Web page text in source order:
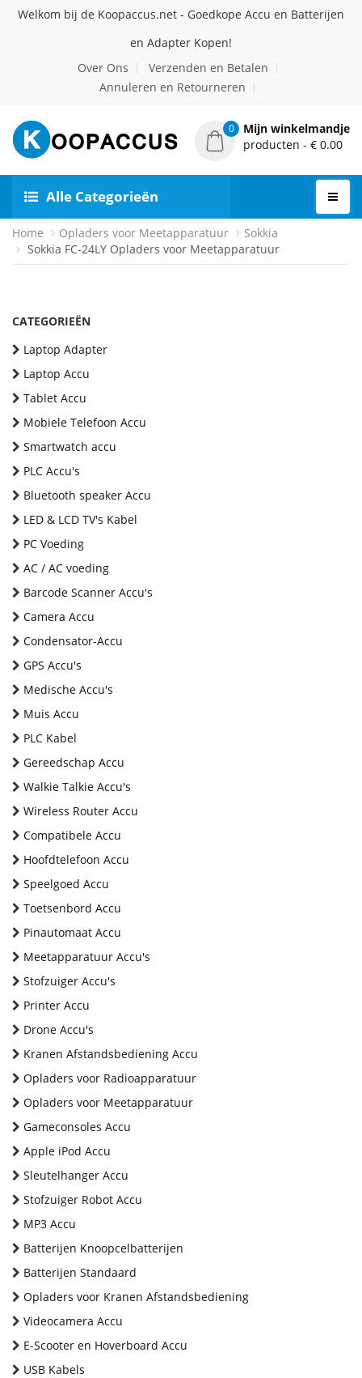
Welkom bij de Koopaccus.net - Goedkope Accu en Batterijen
en Adapter Kopen!
Over Ons
Verzenden en Betalen
Annuleren en Retourneren
0
Mijn winkelmandje
producten - € 0.00
Alle Categorieën
Home Opladers voor Meetapparatuur
Sokkia
Sokkia FC-24LY Opladers voor Meetapparatuur
CATEGORIEËN
Laptop Adapter
Laptop Accu
Tablet Accu
Mobiele Telefoon Accu
Smartwatch accu
PLC Accu's
Bluetooth speaker Accu
LED & LCD TV's Kabel
PC Voeding
AC / AC voeding
Barcode Scanner Accu's
Camera Accu
Condensator-Accu
GPS Accu's
Medische Accu's
Muis Accu
PLC Kabel
Gereedschap Accu
Walkie Talkie Accu's
Wireless Router Accu
Compatibele Accu
Hoofdtelefoon Accu
Speelgoed Accu
Toetsenbord Accu
Pinautomaat Accu
Meetapparatuur Accu's
Stofzuiger Accu's
Printer Accu
Drone Accu's
Kranen Afstandsbediening Accu
Opladers voor Radioapparatuur
Opladers voor Meetapparatuur
Gameconsoles Accu
Apple iPod Accu
Sleutelhanger Accu
Stofzuiger Robot Accu
MP3 Accu
Batterijen Knoopcelbatterijen
Batterijen Standaard
Opladers voor Kranen Afstandsbediening
Videocamera Accu
E-Scooter en Hoverboard Accu
USB Kabels